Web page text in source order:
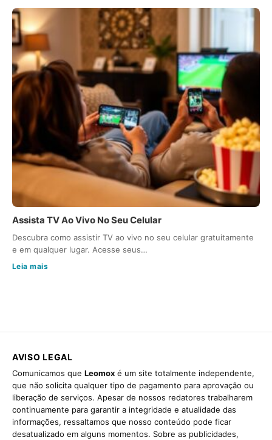
Assista TV Ao Vivo No Seu Celular
Descubra como assistir TV ao vivo no seu celular gratuitamente
e em qualquer lugar. Acesse seus…
Leia mais
AVISO LEGAL
Comunicamos que Leomox é um site totalmente independente,
que não solicita qualquer tipo de pagamento para aprovação ou
liberação de serviços. Apesar de nossos redatores trabalharem
continuamente para garantir a integridade e atualidade das
informações, ressaltamos que nosso conteúdo pode ficar
desatualizado em alguns momentos. Sobre as publicidades,